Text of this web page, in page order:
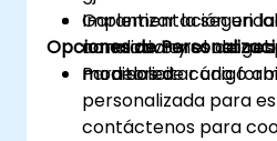
Garantizar la
normativo y el uso
modelos de código
Implementación en
canalizaciones de
monitoreo.
Opciones de
Para solicitar una
personalizada para
contáctenos para